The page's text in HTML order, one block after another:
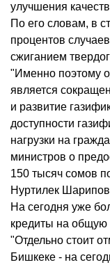
улучшения
По его словам, в
процентов
сжиганием
"Именно поэтому
является
и развитие
доступности
нагрузки на
министров о
150 тысяч сомов
Нуртилек
На сегодня уже
кредиты на общую
"Отдельно стоит
Бишкеке - на